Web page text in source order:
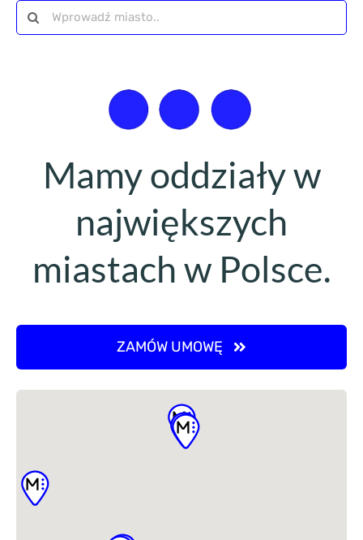
Szukaj
Mamy oddziały w
największych
miastach w Polsce.
ZAMÓW UMOWĘ